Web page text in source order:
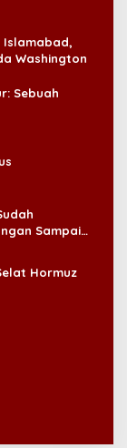
Islamabad,
Washington
Sebuah
Sampai
Hormuz